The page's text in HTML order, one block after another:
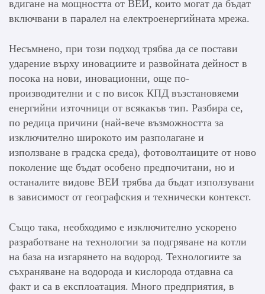
вдигане на мощността от ВЕИ, които могат да бъдат
включвани в паралел на електроенергийната мрежа.
Несъмнено, при този подход трябва да се постави
ударение върху иновациите и развойната дейност в
посока на нови, иновационни, още по-
производителни и с по висок КПД възстановяеми
енергийни източници от всякакъв тип. Разбира се,
по редица причини (най-вече възможността за
изключително широкото им разполагане и
използване в градска среда), фотоволтаиците от ново
поколение ще бъдат особено предпочитани, но и
останалите видове ВЕИ трябва да бъдат използувани
в зависимост от географския и технически контекст.
Също така, необходимо е изключително ускорено
разработване на технологии за подгряване на котли
на база на изгарянето на водород. Технологиите за
съхраняване на водорода и кислорода отдавна са
факт и са в експлоатация. Много предприятия, в